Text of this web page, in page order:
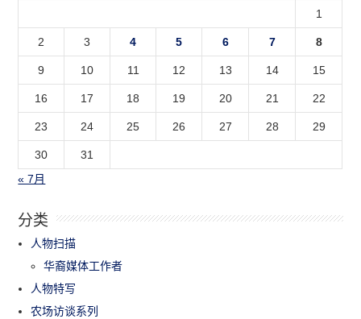
1
2 3 4 5 6 7 8
9 10 11 12 13 14 15
16 17 18 19 20 21 22
23 24 25 26 27 28 29
30
31
« 7月
分类
人物扫描
华裔媒体工作者
人物特写
农场访谈系列